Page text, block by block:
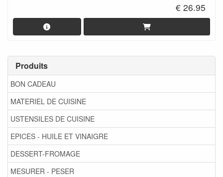
Produits
BON CADEAU
MATERIEL DE CUISINE
USTENSILES DE CUISINE
EPICES - HUILE ET VINAIGRE
DESSERT-FROMAGE
MESURER - PESER
€ 26.95